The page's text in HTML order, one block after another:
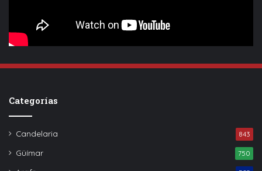
Categorías
Candelaria 843
Güímar 750